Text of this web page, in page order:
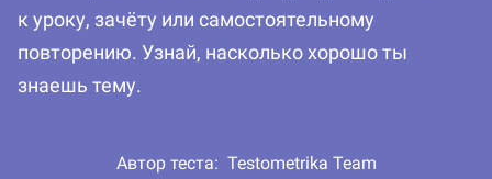
к уроку, зачёту или самостоятельному
повторению. Узнай, насколько хорошо ты
знаешь тему.
Автор теста: Testometrika Team